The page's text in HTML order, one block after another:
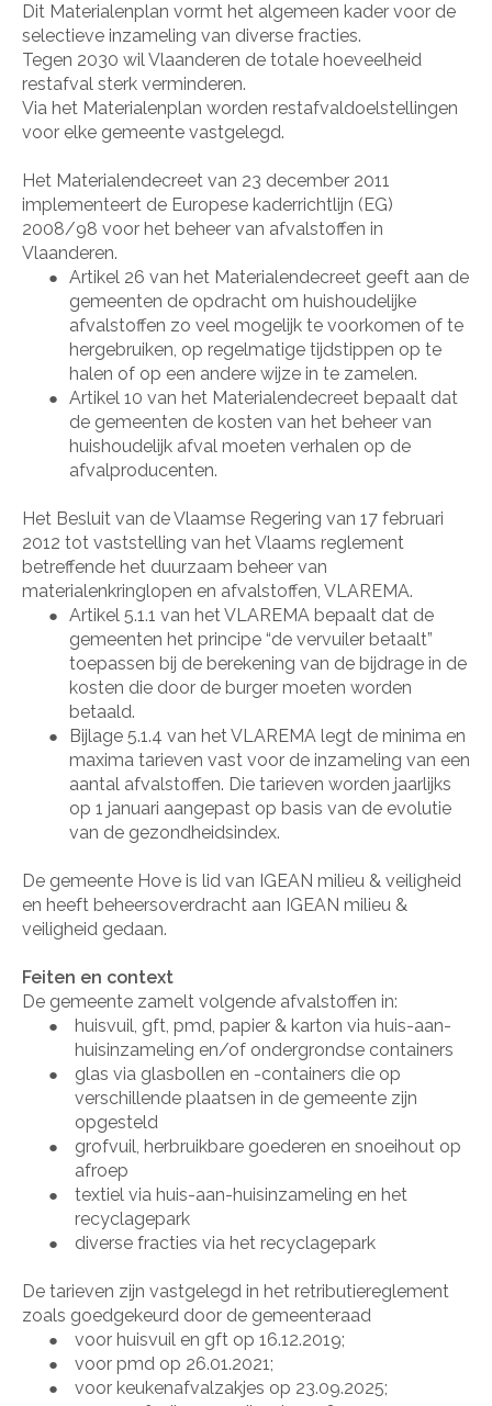
Dit Materialenplan vormt het algemeen kader voor de
selectieve inzameling van diverse fracties.
Tegen 2030 wil Vlaanderen de totale hoeveelheid
restafval sterk verminderen.
Via het Materialenplan worden restafvaldoelstellingen
voor elke gemeente vastgelegd.
Het Materialendecreet van 23 december 2011
implementeert de Europese kaderrichtlijn (EG)
2008/98 voor het beheer van afvalstoffen in
Vlaanderen.
●
Artikel 26 van het Materialendecreet geeft aan de
gemeenten de opdracht om huishoudelijke
afvalstoffen zo veel mogelijk te voorkomen of te
hergebruiken, op regelmatige tijdstippen op te
halen of op een andere wijze in te zamelen.
●
Artikel 10 van het Materialendecreet bepaalt dat
de gemeenten de kosten van het beheer van
huishoudelijk afval moeten verhalen op de
afvalproducenten.
Het Besluit van de Vlaamse Regering van 17 februari
2012 tot vaststelling van het Vlaams reglement
betreffende het duurzaam beheer van
materialenkringlopen en afvalstoffen, VLAREMA.
●
Artikel 5.1.1 van het VLAREMA bepaalt dat de
gemeenten het principe “de vervuiler betaalt”
toepassen bij de berekening van de bijdrage in de
kosten die door de burger moeten worden
betaald.
●
Bijlage 5.1.4 van het VLAREMA legt de minima en
maxima tarieven vast voor de inzameling van een
aantal afvalstoffen. Die tarieven worden jaarlijks
op 1 januari aangepast op basis van de evolutie
van de gezondheidsindex.
De gemeente Hove is lid van IGEAN milieu & veiligheid
en heeft beheersoverdracht aan IGEAN milieu &
veiligheid gedaan.
Feiten en context
De gemeente zamelt volgende afvalstoffen in:
●
huisvuil, gft, pmd, papier & karton via huis-aan-
huisinzameling en/of ondergrondse containers
●
glas via glasbollen en -containers die op
verschillende plaatsen in de gemeente zijn
opgesteld
●
grofvuil, herbruikbare goederen en snoeihout op
afroep
●
textiel via huis-aan-huisinzameling en het
recyclagepark
● diverse fracties via het recyclagepark
De tarieven zijn vastgelegd in het retributiereglement
zoals goedgekeurd door de gemeenteraad
● voor huisvuil en gft op 16.12.2019;
● voor pmd op 26.01.2021;
● voor keukenafvalzakjes op 23.09.2025;